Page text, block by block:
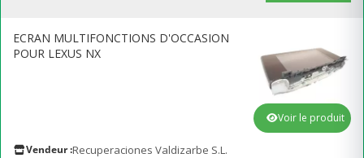
ECRAN MULTIFONCTIONS D'OCCASION
POUR LEXUS NX
Vendeur :Recuperaciones Valdizarbe S.L.
Voir le produit